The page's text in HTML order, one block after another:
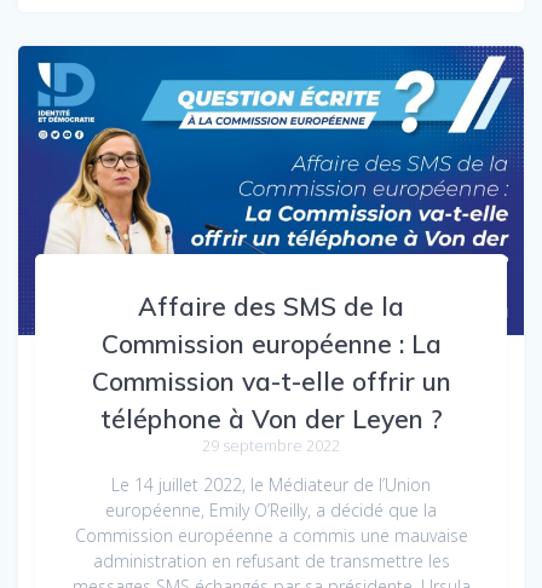
Affaire des SMS de la
Commission européenne : La
Commission va-t-elle offrir un
téléphone à Von der Leyen ?
29 septembre 2022
Le 14 juillet 2022, le Médiateur de l’Union
européenne, Emily O’Reilly, a décidé que la
Commission européenne a commis une mauvaise
administration en refusant de transmettre les